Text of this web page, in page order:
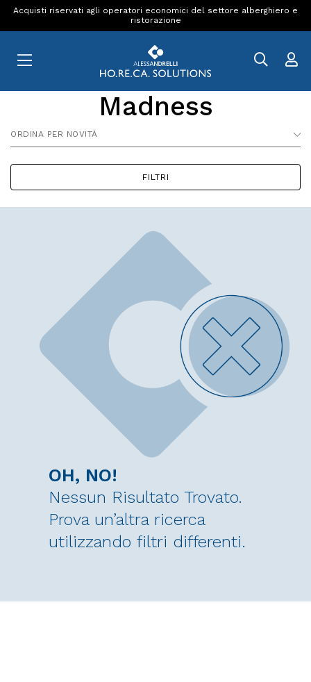
Acquisti riservati agli operatori economici del settore alberghiero e
ristorazione
Madness
ORDINA PER NOVITÀ
FILTRI
OH, NO!
Nessun Risultato Trovato.
Prova un’altra ricerca
utilizzando filtri differenti.